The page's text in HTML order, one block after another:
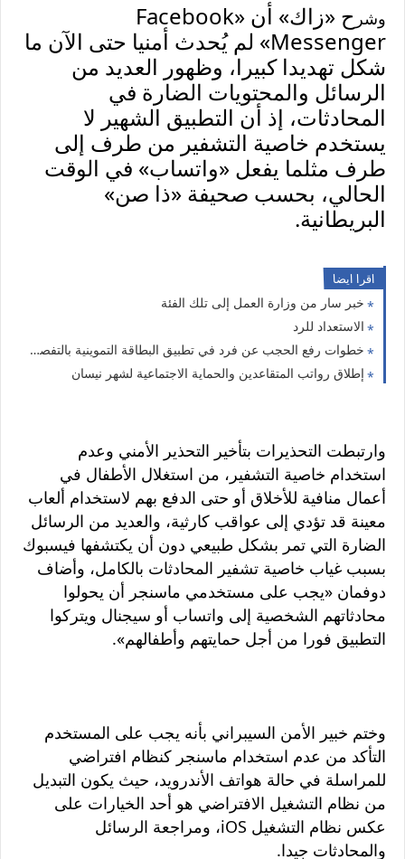
وشر
ح «زاك» أن «Facebook
Messenger» لم يُحدث أمنيا حتى الآن ما
شكل تهديدا كبيرا، وظهور العديد من
الرسائل والمحتويات الضارة في
المحادثات، إذ أن التطبيق الشهير لا
يستخدم خاصية التشفير من طرف إلى
طرف مثلما يفعل «واتساب» في الوقت
الحالي، بحسب صحيفة «ذا صن»
البريطانية.
اقرا ايضا
خبر سار من وزارة العمل إلى تلك الفئة
الاستعداد للرد
خطوات رفع الحجب عن فرد في تطبيق البطاقة التموينية بالتفصيل
إطلاق رواتب المتقاعدين والحماية الاجتماعية لشهر نيسان
وارتبطت التحذيرات بتأخير التحذير الأمني وعدم
استخدام خاصية التشفير، من استغلال الأطفال في
أعمال منافية للأخلاق أو حتى الدفع بهم لاستخدام ألعاب
معينة قد تؤدي إلى عواقب كارثية، والعديد من الرسائل
الضارة التي تمر بشكل طبيعي دون أن يكتشفها فيسبوك
بسبب غياب خاصية تشفير المحادثات بالكامل، وأضاف
دوفمان «يجب على مستخدمي ماسنجر أن يحولوا
محادثاتهم الشخصية إلى واتساب أو سيجنال ويتركوا
التطبيق فورا من أجل حمايتهم وأطفالهم».
وختم خبير الأمن السيبراني بأنه يجب على المستخدم
التأكد من عدم استخدام ماسنجر كنظام افتراضي
للمراسلة في حالة هواتف الأندرويد، حيث يكون التبديل
من نظام التشغيل الافتراضي هو أحد الخيارات على
عكس نظام التشغيل iOS، ومراجعة الرسائل
والمحادثات جيدا.